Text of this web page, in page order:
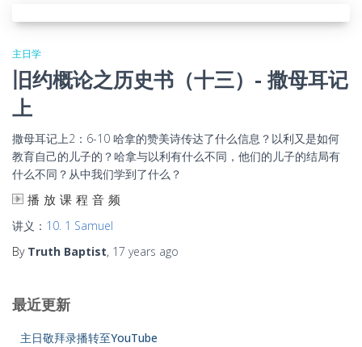
主日学
旧约概论之历史书（十三）- 撒母耳记
上
撒母耳记上2：6-10 哈拿的赞美诗传达了什么信息？以利又是如何
教育自己的儿子的？哈拿与以利有什么不同，他们的儿子的结局有
什么不同？从中我们学到了什么？
播放课程音频
讲义： 10. 1 Samuel
By Truth Baptist, 17 years ago
最近更新
主日敬拜录播转至YouTube